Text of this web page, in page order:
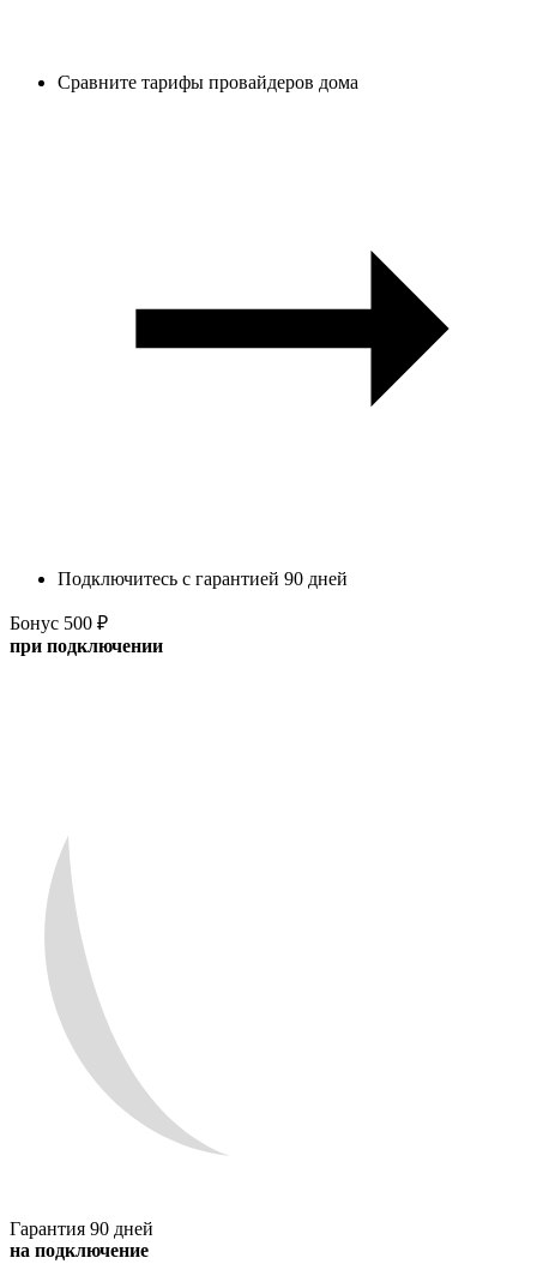
Сравните тарифы провайдеров дома
Подключитесь с гарантией 90 дней
Бонус 500 ₽
при подключении
Гарантия 90 дней
на подключение